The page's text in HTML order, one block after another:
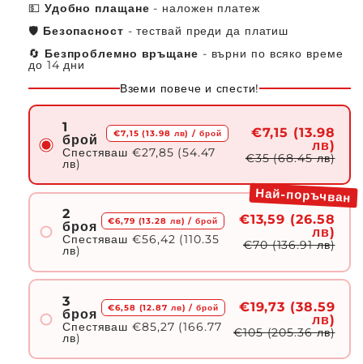
💵 Удобно плащане - наложен платеж
🛡️ Безопасност - тествай преди да платиш
🔄 Безпроблемно връщане - върни по всяко време
до 14 дни
Вземи повече и спести!
1
брой
€7,15 (13.98 лв) / брой
Спестяваш€27,85 (54.47
лв)
€7,15 (13.98
лв)
€35 (68.45 лв)
Най-поръчван
2
броя
€6,79 (13.28 лв) / брой
Спестяваш€56,42 (110.35
лв)
€13,59 (26.58
лв)
€70 (136.91 лв)
3
броя
€6,58 (12.87 лв) / брой
Спестяваш€85,27 (166.77
лв)
€19,73 (38.59
лв)
€105 (205.36 лв)